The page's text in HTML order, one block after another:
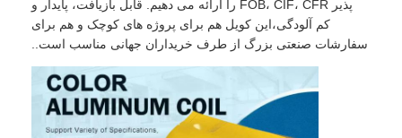
پذیر FOB، CIF، CFR را ارائه می دهیم. قابل بازیافت، پایدار و
کم آلودگی،این کویل هم برای پروژه های کوچک و هم برای
سفارشات صنعتی بزرگ از طرف خریداران جهانی مناسب است..